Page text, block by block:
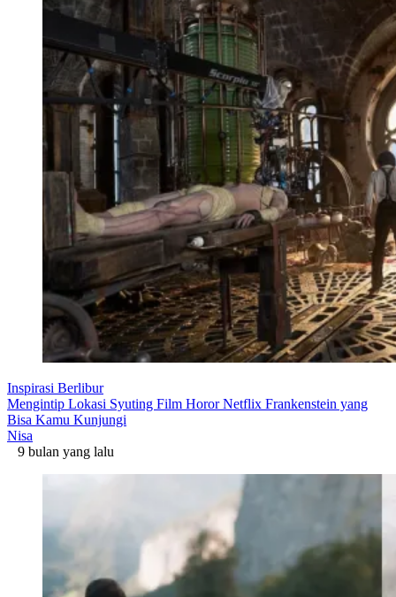
Inspirasi Berlibur
Mengintip Lokasi Syuting Film Horor Netflix Frankenstein yang
Bisa Kamu Kunjungi
Nisa
9 bulan yang lalu